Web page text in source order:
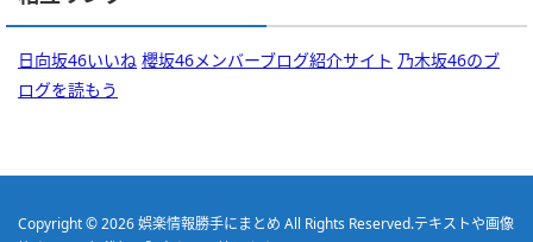
日向坂46いいね 櫻坂46メンバーブログ紹介サイト 乃木坂46のブ
ログを読もう
Copyright © 2026娯楽情報勝手にまとめ All Rights Reserved.テキストや画像